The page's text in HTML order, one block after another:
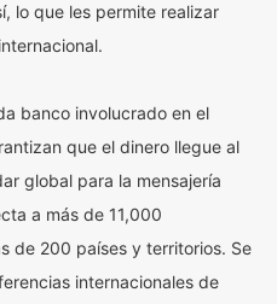
lo que les permite realizar
banco involucrado en el
que el dinero llegue al
global para la mensajería
a más de 11,000
de 200 países y territorios. Se
internacionales de